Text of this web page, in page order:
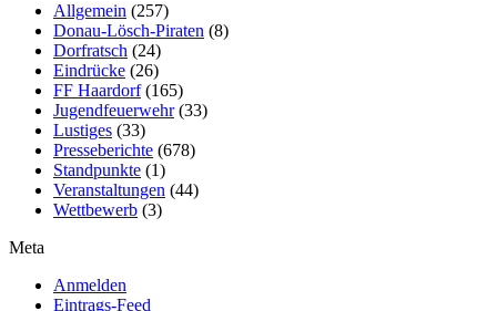
Allgemein (257)
Donau-Lösch-Piraten (8)
Dorfratsch (24)
Eindrücke (26)
FF Haardorf(165)
Jugendfeuerwehr(33)
Lustiges (33)
Presseberichte (678)
Standpunkte (1)
Veranstaltungen (44)
Wettbewerb (3)
Meta
Anmelden
Eintrags-Feed